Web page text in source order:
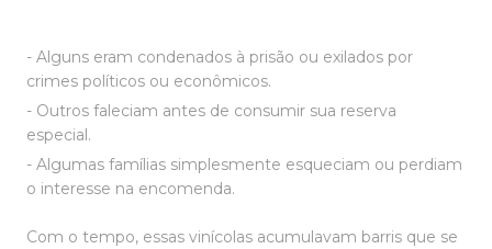
- Alguns eram condenados à prisão ou exilados por
crimes políticos ou econômicos.
- Outros faleciam antes de consumir sua reserva
especial.
- Algumas famílias simplesmente esqueciam ou perdiam
o interesse na encomenda.
Com o tempo, essas vinícolas acumulavam barris que se